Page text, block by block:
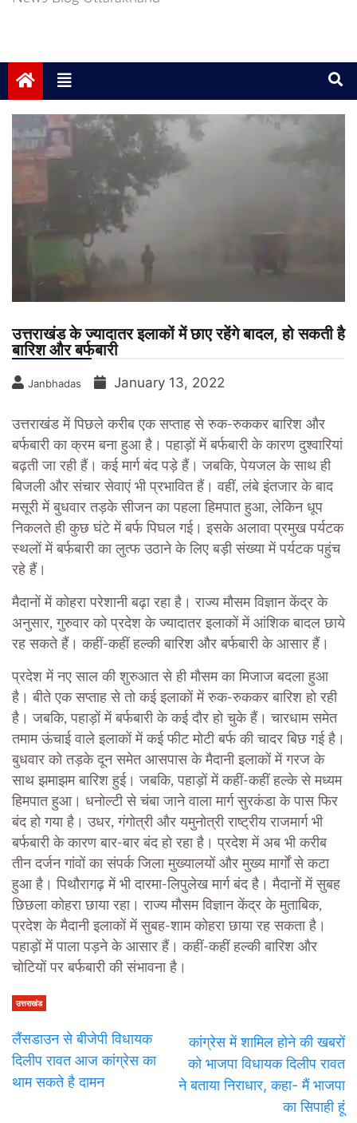
उत्तराखंड के ज्यादातर इलाकों में छाए रहेंगे बादल, हो सकती है
बारिश और बर्फबारी
Janbhadas January 13, 2022
उत्तराखंड में पिछले करीब एक सप्ताह से रुक-रुककर बारिश और
बर्फबारी का क्रम बना हुआ है। पहाड़ों में बर्फबारी के कारण दुश्वारियां
बढ़ती जा रही हैं। कई मार्ग बंद पड़े हैं। जबकि, पेयजल के साथ ही
बिजली और संचार सेवाएं भी प्रभावित हैं। वहीं, लंबे इंतजार के बाद
मसूरी में बुधवार तड़के सीजन का पहला हिमपात हुआ, लेकिन धूप
निकलते ही कुछ घंटे में बर्फ पिघल गई। इसके अलावा प्रमुख पर्यटक
स्थलों में बर्फबारी का लुत्फ उठाने के लिए बड़ी संख्या में पर्यटक पहुंच
रहे हैं।
मैदानों में कोहरा परेशानी बढ़ा रहा है। राज्य मौसम विज्ञान केंद्र के
अनुसार, गुरुवार को प्रदेश के ज्यादातर इलाकों में आंशिक बादल छाये
रह सकते हैं। कहीं-कहीं हल्की बारिश और बर्फबारी के आसार हैं।
प्रदेश में नए साल की शुरुआत से ही मौसम का मिजाज बदला हुआ
है। बीते एक सप्ताह से तो कई इलाकों में रुक-रुककर बारिश हो रही
है। जबकि, पहाड़ों में बर्फबारी के कई दौर हो चुके हैं। चारधाम समेत
तमाम ऊंचाई वाले इलाकों में कई फीट मोटी बर्फ की चादर बिछ गई है।
बुधवार को तड़के दून समेत आसपास के मैदानी इलाकों में गरज के
साथ झमाझम बारिश हुई। जबकि, पहाड़ों में कहीं-कहीं हल्के से मध्यम
हिमपात हुआ। धनोल्टी से चंबा जाने वाला मार्ग सुरकंडा के पास फिर
बंद हो गया है। उधर, गंगोत्री और यमुनोत्री राष्ट्रीय राजमार्ग भी
बर्फबारी के कारण बार-बार बंद हो रहा है। प्रदेश में अब भी करीब
तीन दर्जन गांवों का संपर्क जिला मुख्यालयों और मुख्य मार्गों से कटा
हुआ है। पिथौरागढ़ में भी दारमा-लिपुलेख मार्ग बंद है। मैदानों में सुबह
छिछला कोहरा छाया रहा। राज्य मौसम विज्ञान केंद्र के मुताबिक,
प्रदेश के मैदानी इलाकों में सुबह-शाम कोहरा छाया रह सकता है।
पहाड़ों में पाला पड़ने के आसार हैं। कहीं-कहीं हल्की बारिश और
चोटियों पर बर्फबारी की संभावना है।
उत्तराखंड
लैंसडाउन से बीजेपी विधायक
दिलीप रावत आज कांग्रेस का
थाम सकते है दामन
कांग्रेस में शामिल होने की खबरों
को भाजपा विधायक दिलीप रावत
ने बताया निराधार, कहा- मैं भाजपा
का सिपाही हूं